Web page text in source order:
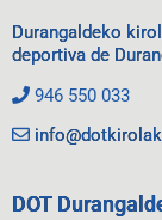
Durangaldeko
deportiva de
946 550 033
DOT